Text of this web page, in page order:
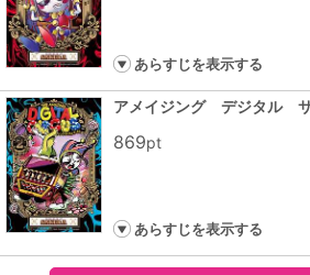
あらすじを表示する
アメイジング デジタル
869pt
あらすじを表示する